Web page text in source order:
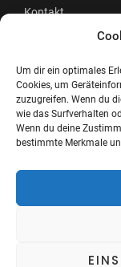
Um dir ein optimales
Cookies, um
zuzugreifen. Wenn du
wie das Surfverhalten
Wenn du deine
bestimmte Merkmale
Kontakt